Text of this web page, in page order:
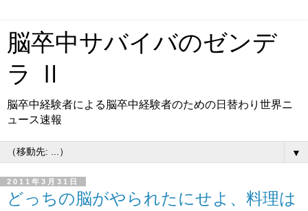
脳卒中サバイバのゼンデ
ラ Ⅱ
脳卒中経験者による脳卒中経験者のための日替わり世界ニ
ュース速報
▼
2011年3月31日
どっちの脳がやられたにせよ、料理は